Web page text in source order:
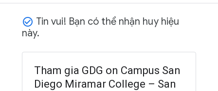
check_circle_outline Tin vui! Bạn có thể nhận huy hiệu
này.
Tham gia GDG on Campus San
Diego Miramar College – San